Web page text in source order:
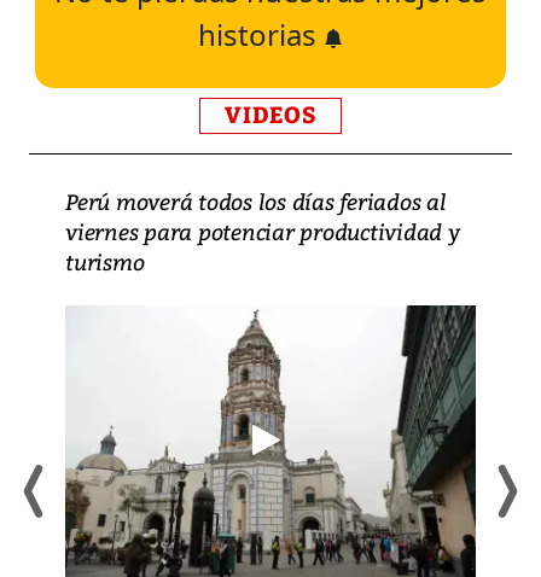
historias
VIDEOS
Perú moverá todos los días feriados al
viernes para potenciar productividad y
turismo